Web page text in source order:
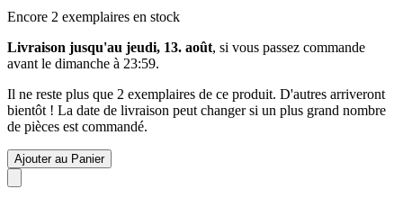
Encore 2 exemplaires en stock
Livraison jusqu'au jeudi, 13. août, si vous passez commande
avant le dimanche à 23:59.
Il ne reste plus que 2 exemplaires de ce produit. D'autres arriveront
bientôt ! La date de livraison peut changer si un plus grand nombre
de pièces est commandé.
Ajouter au Panier